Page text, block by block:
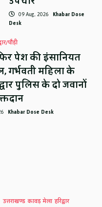
09 Aug, 2026 Khabar Dose
Desk
पौड़ी
पेश की इंसानियत
गर्भवती महिला के
पुलिस के दो जवानों
Khabar Dose Desk
उत्तराखण्ड कावड़ मेला हरिद्वार